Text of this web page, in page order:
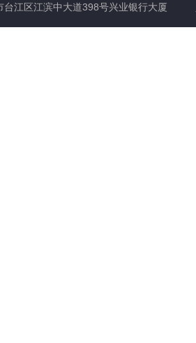
台江区江滨中大道398号兴业银行大厦